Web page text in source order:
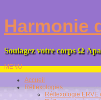
Harmonie
Soulagez votre corpsΩ
MENU
Accueil
Réflexologies
Réflexologie